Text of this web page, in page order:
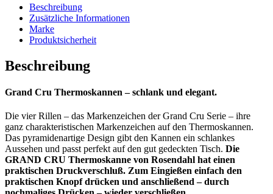
Beschreibung
Zusätzliche Informationen
Marke
Produktsicherheit
Beschreibung
Grand Cru Thermoskannen – schlank und elegant.
Die vier Rillen – das Markenzeichen der Grand Cru Serie – ihre
ganz charakteristischen Markenzeichen auf den Thermoskannen.
Das pyramidenartige Design gibt den Kannen ein schlankes
Aussehen und passt perfekt auf den gut gedeckten Tisch. Die
GRAND CRU Thermoskanne von Rosendahl hat einen
praktischen Druckverschluß. Zum Eingießen einfach den
praktischen Knopf drücken und anschließend – durch